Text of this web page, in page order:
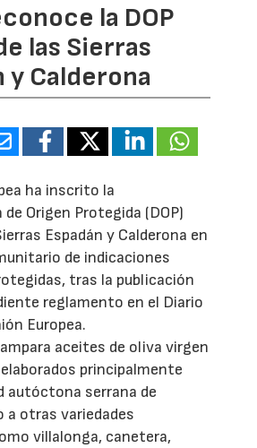
la DOP
las Sierras
y Calderona
ha inscrito la
Origen Protegida (DOP)
Espadán y Calderona en
de indicaciones
tras la publicación
reglamento en el Diario
Europea.
ampara aceites de oliva virgen
principalmente
autóctona serrana de
a otras variedades
villalonga, canetera,